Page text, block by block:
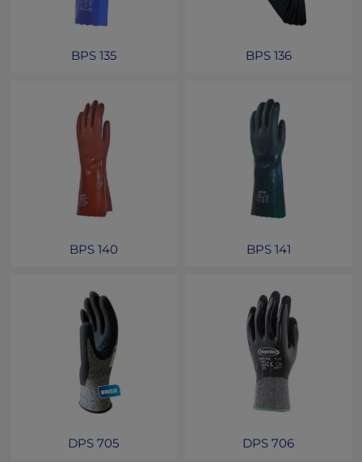
BPS 135 BPS 136
BPS 140 BPS 141
DPS 705 DPS 706